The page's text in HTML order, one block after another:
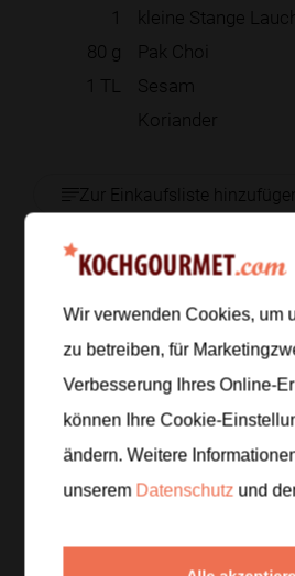
1
kleine Stange
80 g
Pak Choi
1 TL
Sesam
Koriander
Zur Einkaufsliste hinzufügen
Zubereitung
Den Lauch in feine Ringe
waschen und vierteln, den
Sesam bereitstellen.
260 g Kabeljaufilet behutsam
Wir verwenden Cookies, um
zu betreiben, für
Verbesserung Ihres Online-
können Ihre Cookie-
ändern. Weitere
unserem Datenschutz und